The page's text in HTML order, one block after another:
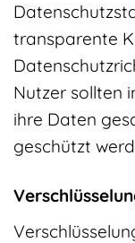
transparente
Nutzer sollten
ihre Daten
geschützt